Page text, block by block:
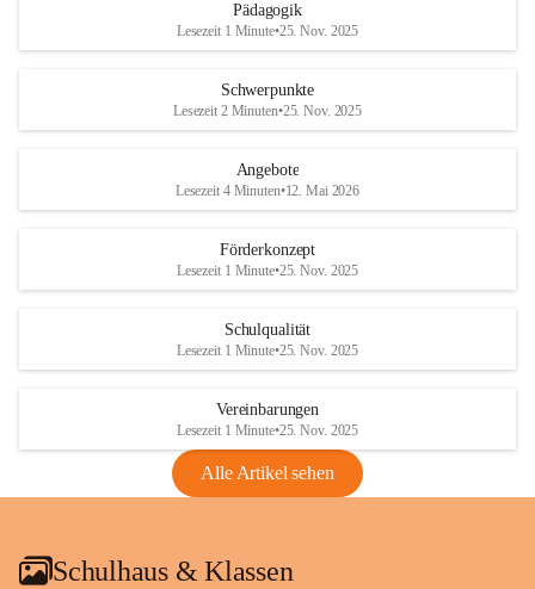
Pädagogik
Lesezeit 1 Minute•25. Nov. 2025
Schwerpunkte
Lesezeit 2 Minuten•25. Nov. 2025
Angebote
Lesezeit 4 Minuten•12. Mai 2026
Förderkonzept
Lesezeit 1 Minute•25. Nov. 2025
Schulqualität
Lesezeit 1 Minute•25. Nov. 2025
Vereinbarungen
Lesezeit 1 Minute•25. Nov. 2025
Alle Artikel sehen
Schulhaus & Klassen